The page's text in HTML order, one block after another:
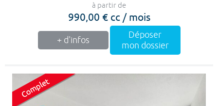
à partir de
990,00 € cc / mois
+ d'infos
Déposer
mon dossier